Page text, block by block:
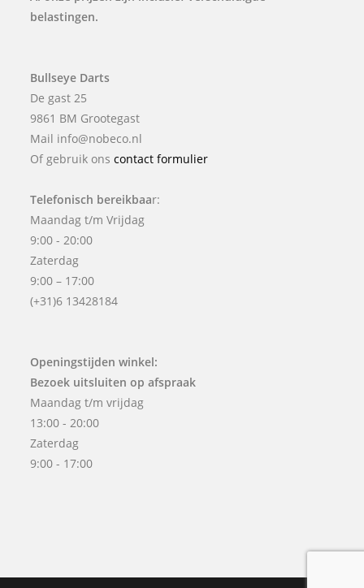
belastingen.
Bullseye Darts
De gast 25
9861 BM Grootegast
Mail info@nobeco.nl
Of gebruik onscontact formulier
Telefonisch bereikbaar:
Maandag t/m Vrijdag
9:00 - 20:00
Zaterdag
9:00 – 17:00
(+31)6 13428184
Openingstijden winkel:
Bezoek uitsluiten op afspraak
Maandag t/m vrijdag
13:00 - 20:00
Zaterdag
9:00 - 17:00